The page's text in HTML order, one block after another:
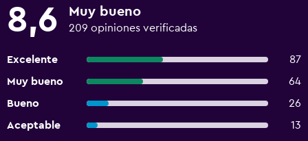
8,6 Muy bueno
209 opiniones verificadas
Excelente
87
Muy bueno
64
Bueno
26
Aceptable
13